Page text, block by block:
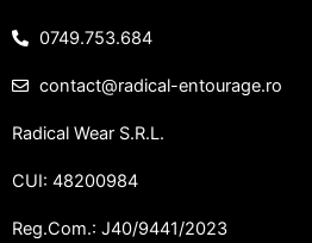
0749.753.684
contact@radical-entourage.ro
Radical Wear S.R.L.
CUI: 48200984
Reg.Com.: J40/9441/2023